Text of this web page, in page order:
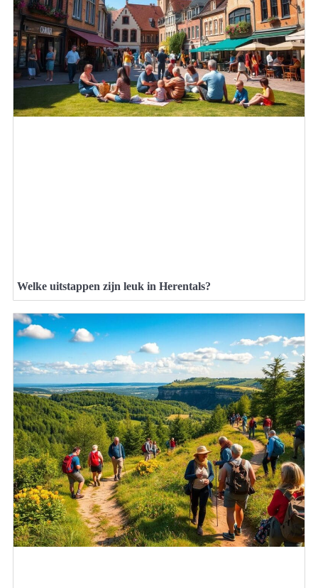
Welke uitstappen zijn leuk in Herentals?